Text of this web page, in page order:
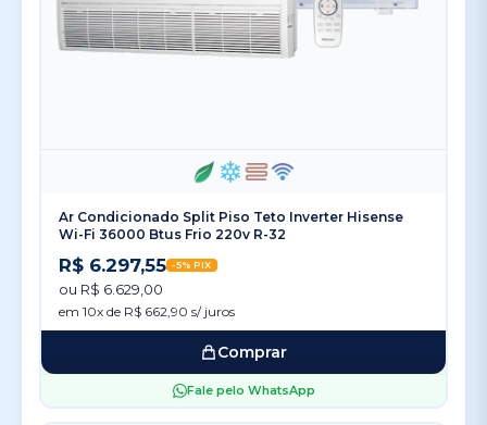
Ar Condicionado Split Piso Teto Inverter Hisense
Wi-Fi 36000 Btus Frio 220v R-32
R$ 6.297,55 -5% PIX
ou R$ 6.629,00
em 10x de R$ 662,90 s/ juros
Comprar
Fale pelo WhatsApp